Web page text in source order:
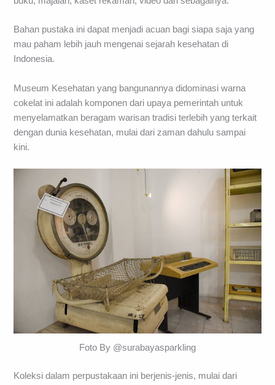
Bahan pustaka ini dapat menjadi acuan bagi siapa saja yang
mau paham lebih jauh mengenai sejarah kesehatan di
Indonesia.
Museum Kesehatan yang bangunannya didominasi warna
cokelat ini adalah komponen dari upaya pemerintah untuk
menyelamatkan beragam warisan tradisi terlebih yang terkait
dengan dunia kesehatan, mulai dari zaman dahulu sampai
kini.
Foto By @surabayasparkling
Koleksi dalam perpustakaan ini berjenis-jenis, mulai dari